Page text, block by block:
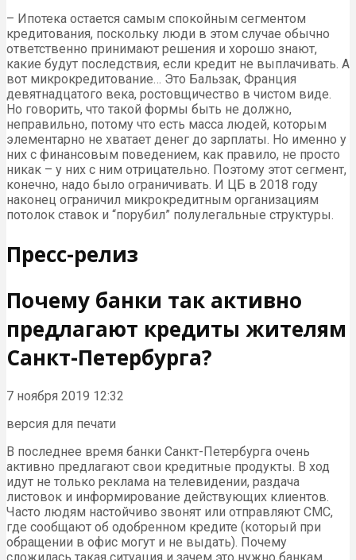
– Ипотека остается самым спокойным сегментом
кредитования, поскольку люди в этом случае обычно
ответственно принимают решения и хорошо знают,
какие будут последствия, если кредит не выплачивать. А
вот микрокредитование… Это Бальзак, Франция
девятнадцатого века, ростовщичество в чистом виде.
Но говорить, что такой формы быть не должно,
неправильно, потому что есть масса людей, которым
элементарно не хватает денег до зарплаты. Но именно у
них с финансовым поведением, как правило, не просто
никак – у них с ним отрицательно. Поэтому этот сегмент,
конечно, надо было ограничивать. И ЦБ в 2018 году
наконец ограничил микрокредитным организациям
потолок ставок и “порубил” полулегальные структуры.
Пресс-релиз
Почему банки так активно
предлагают кредиты жителям
Санкт-Петербурга?
7 ноября 2019 12:32
версия для печати
В последнее время банки Санкт-Петербурга очень
активно предлагают свои кредитные продукты. В ход
идут не только реклама на телевидении, раздача
листовок и информирование действующих клиентов.
Часто людям настойчиво звонят или отправляют СМС,
где сообщают об одобренном кредите (который при
обращении в офис могут и не выдать). Почему